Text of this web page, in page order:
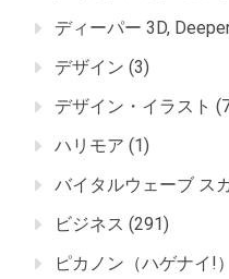
ディーパー 3D,
デザイン (3)
デザイン・イラスト
ハリモア (1)
バイタルウェーブ ス
ビジネス (291)
ピカノン（ハゲナイ!）